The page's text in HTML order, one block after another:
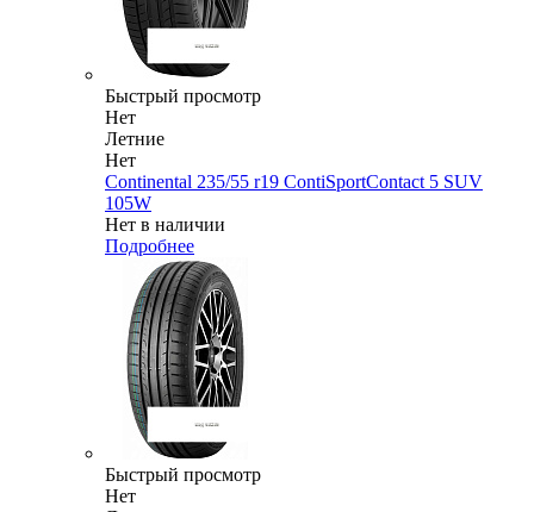
Быстрый просмотр
Нет
Летние
Нет
Continental 235/55 r19 ContiSportContact 5 SUV
105W
Нет в наличии
Подробнее
Быстрый просмотр
Нет